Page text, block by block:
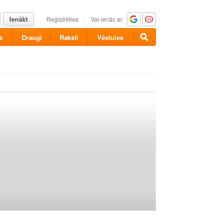
Ienākt Reģistrēties Vai ienāc ar
Draugi Raksti Vēstules